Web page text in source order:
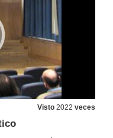
Visto 2022 veces